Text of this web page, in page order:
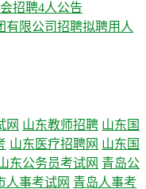
招聘4人公告
有限公司招聘拟聘用人
网 山东教师招聘 山东国
山东医疗招聘网 山东国
东公务员考试网 青岛公
人事考试网 青岛人事考